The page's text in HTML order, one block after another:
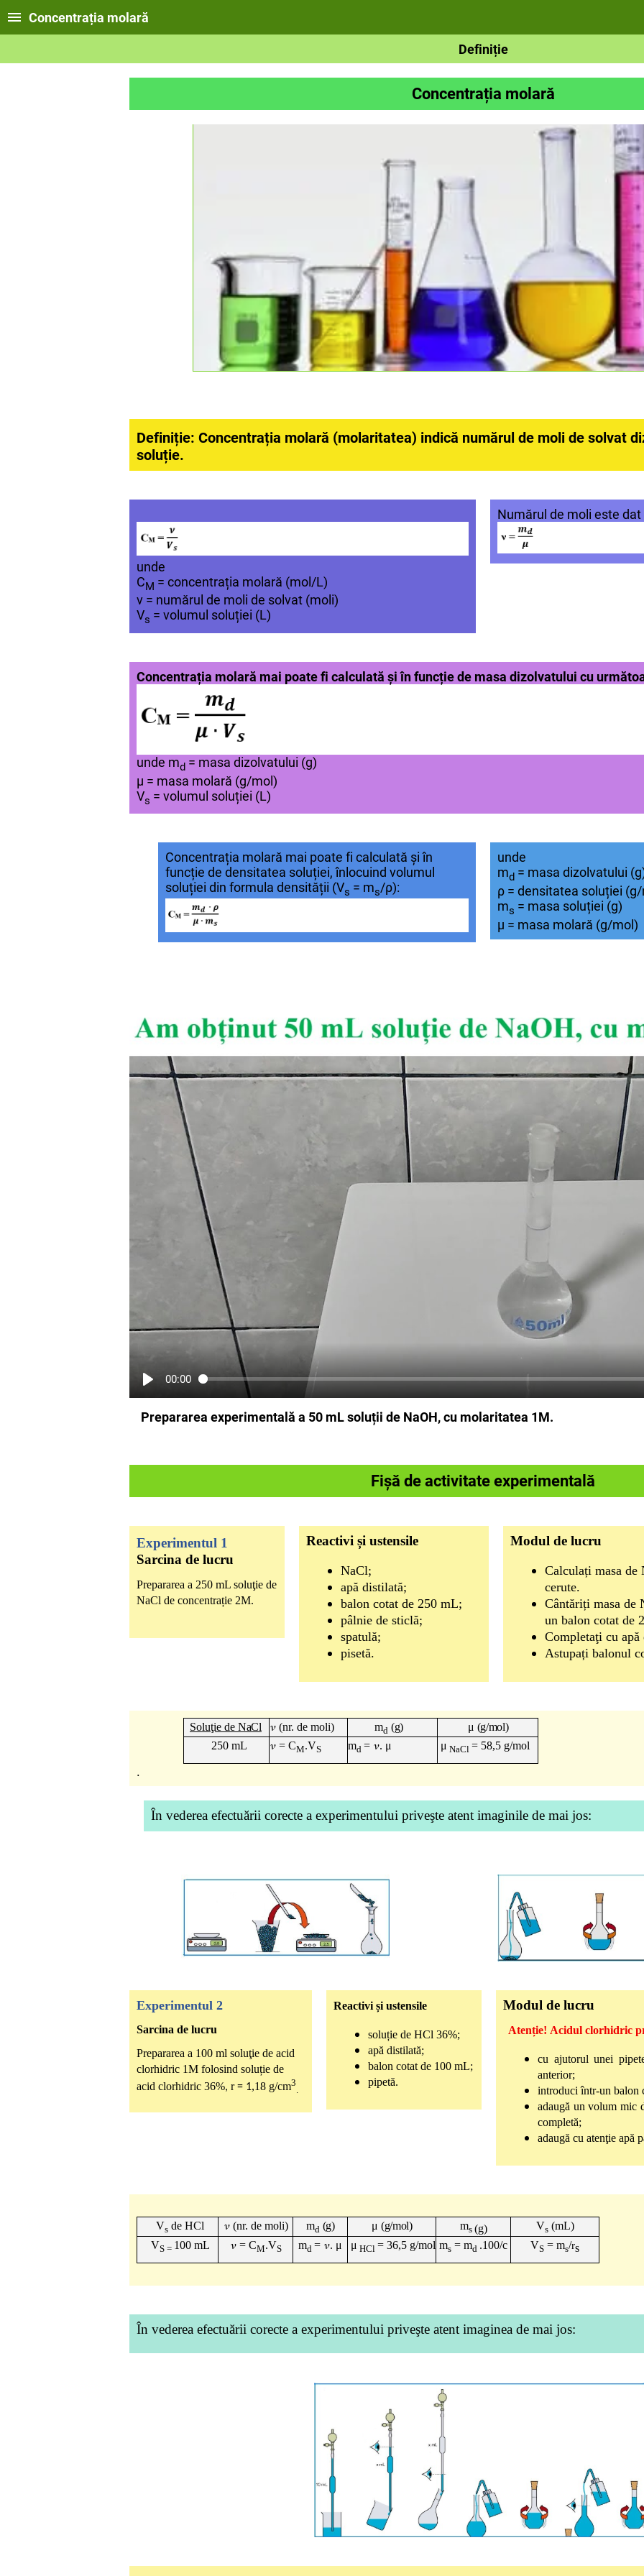
Concentrația molară
Definiție
Concentrația molară
Definiție: Concentrația molară (molaritatea) indică numărul de moli de solvat
soluție.
unde
CM = concentrația molară (mol/L)
ν = numărul de moli de solvat (moli)
Vs = volumul soluției (L)
Numărul de moli este dat
Concentrația molară mai poate fi calculată și în funcție de masa dizolvatului cu
unde md = masa dizolvatului (g)
μ = masa molară (g/mol)
Vs = vol umul soluției (L)
Concentrația molară mai poate fi calculată și în
funcție de densitatea soluției, înlocuind volumul
soluției din formula densității (Vs = ms/ρ):
unde
md = masa dizolvatului
ρ = densitatea soluției
ms = masa soluției (g)
μ = masa molară (g/mol)
00:00
Prepararea experimentală a 50 mL soluții de NaOH, cu molaritatea 1M.
Fișă de activitate experimentală
Experimentul 1
Sarcina de lucru
Prepararea a 250 mL soluţie de
NaCl de concentrație 2M.
Reactivi și ustensile
NaCl;
apă distilată;
balon cotat de 250 mL;
pâlnie de sticlă;
spatulă;
pisetă.
Modul de lucru
Calculați masa de
cerute.
Cântăriți masa de
un balon cotat de
Completaţi cu apă
Astupați balonul
Soluţie de NaCl 𝜈 (nr. de moli) md (g) μ (g/mol)
250 mL
𝜈 = CM.VS md = 𝜈. μ μ NaCl = 58,5 g/mol
.
În vederea efectuării corecte a experimentului priveşte atent imaginile de mai jos:
Experimentul 2
Sarcina de lucru
Prepararea a 100 ml soluţie de acid
clorhidric 1M folosind soluție de
acid clorhidric 36%, r= 1,18 g/cm3
.
Reactivi și ustensile
soluție de HCl 36%;
apă distilată;
balon cotat de 100 mL;
pipetă.
Modul de lucru
Atenție! Acidul
cu ajutorul unei
anterior;
introduci într-un balon
adaugă un volum mic
completă;
adaugă cu atenţie apă
Vs de HCl 𝜈 (nr. de moli) md (g) μ (g/mol) ms (g) Vs (mL)
VS = 100 mL 𝜈= CM.VS md = 𝜈. μ μ HCl = 36,5 g/mol ms = md .100/c VS = ms/rs
În vederea efectuării corecte a experimentului priveşte atent imaginea de mai jos: